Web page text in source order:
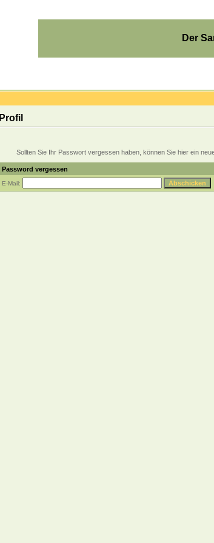
Der
Profil
Sollten Sie Ihr Passwort vergessen haben, können Sie hier ein
Password vergessen
E-Mail: